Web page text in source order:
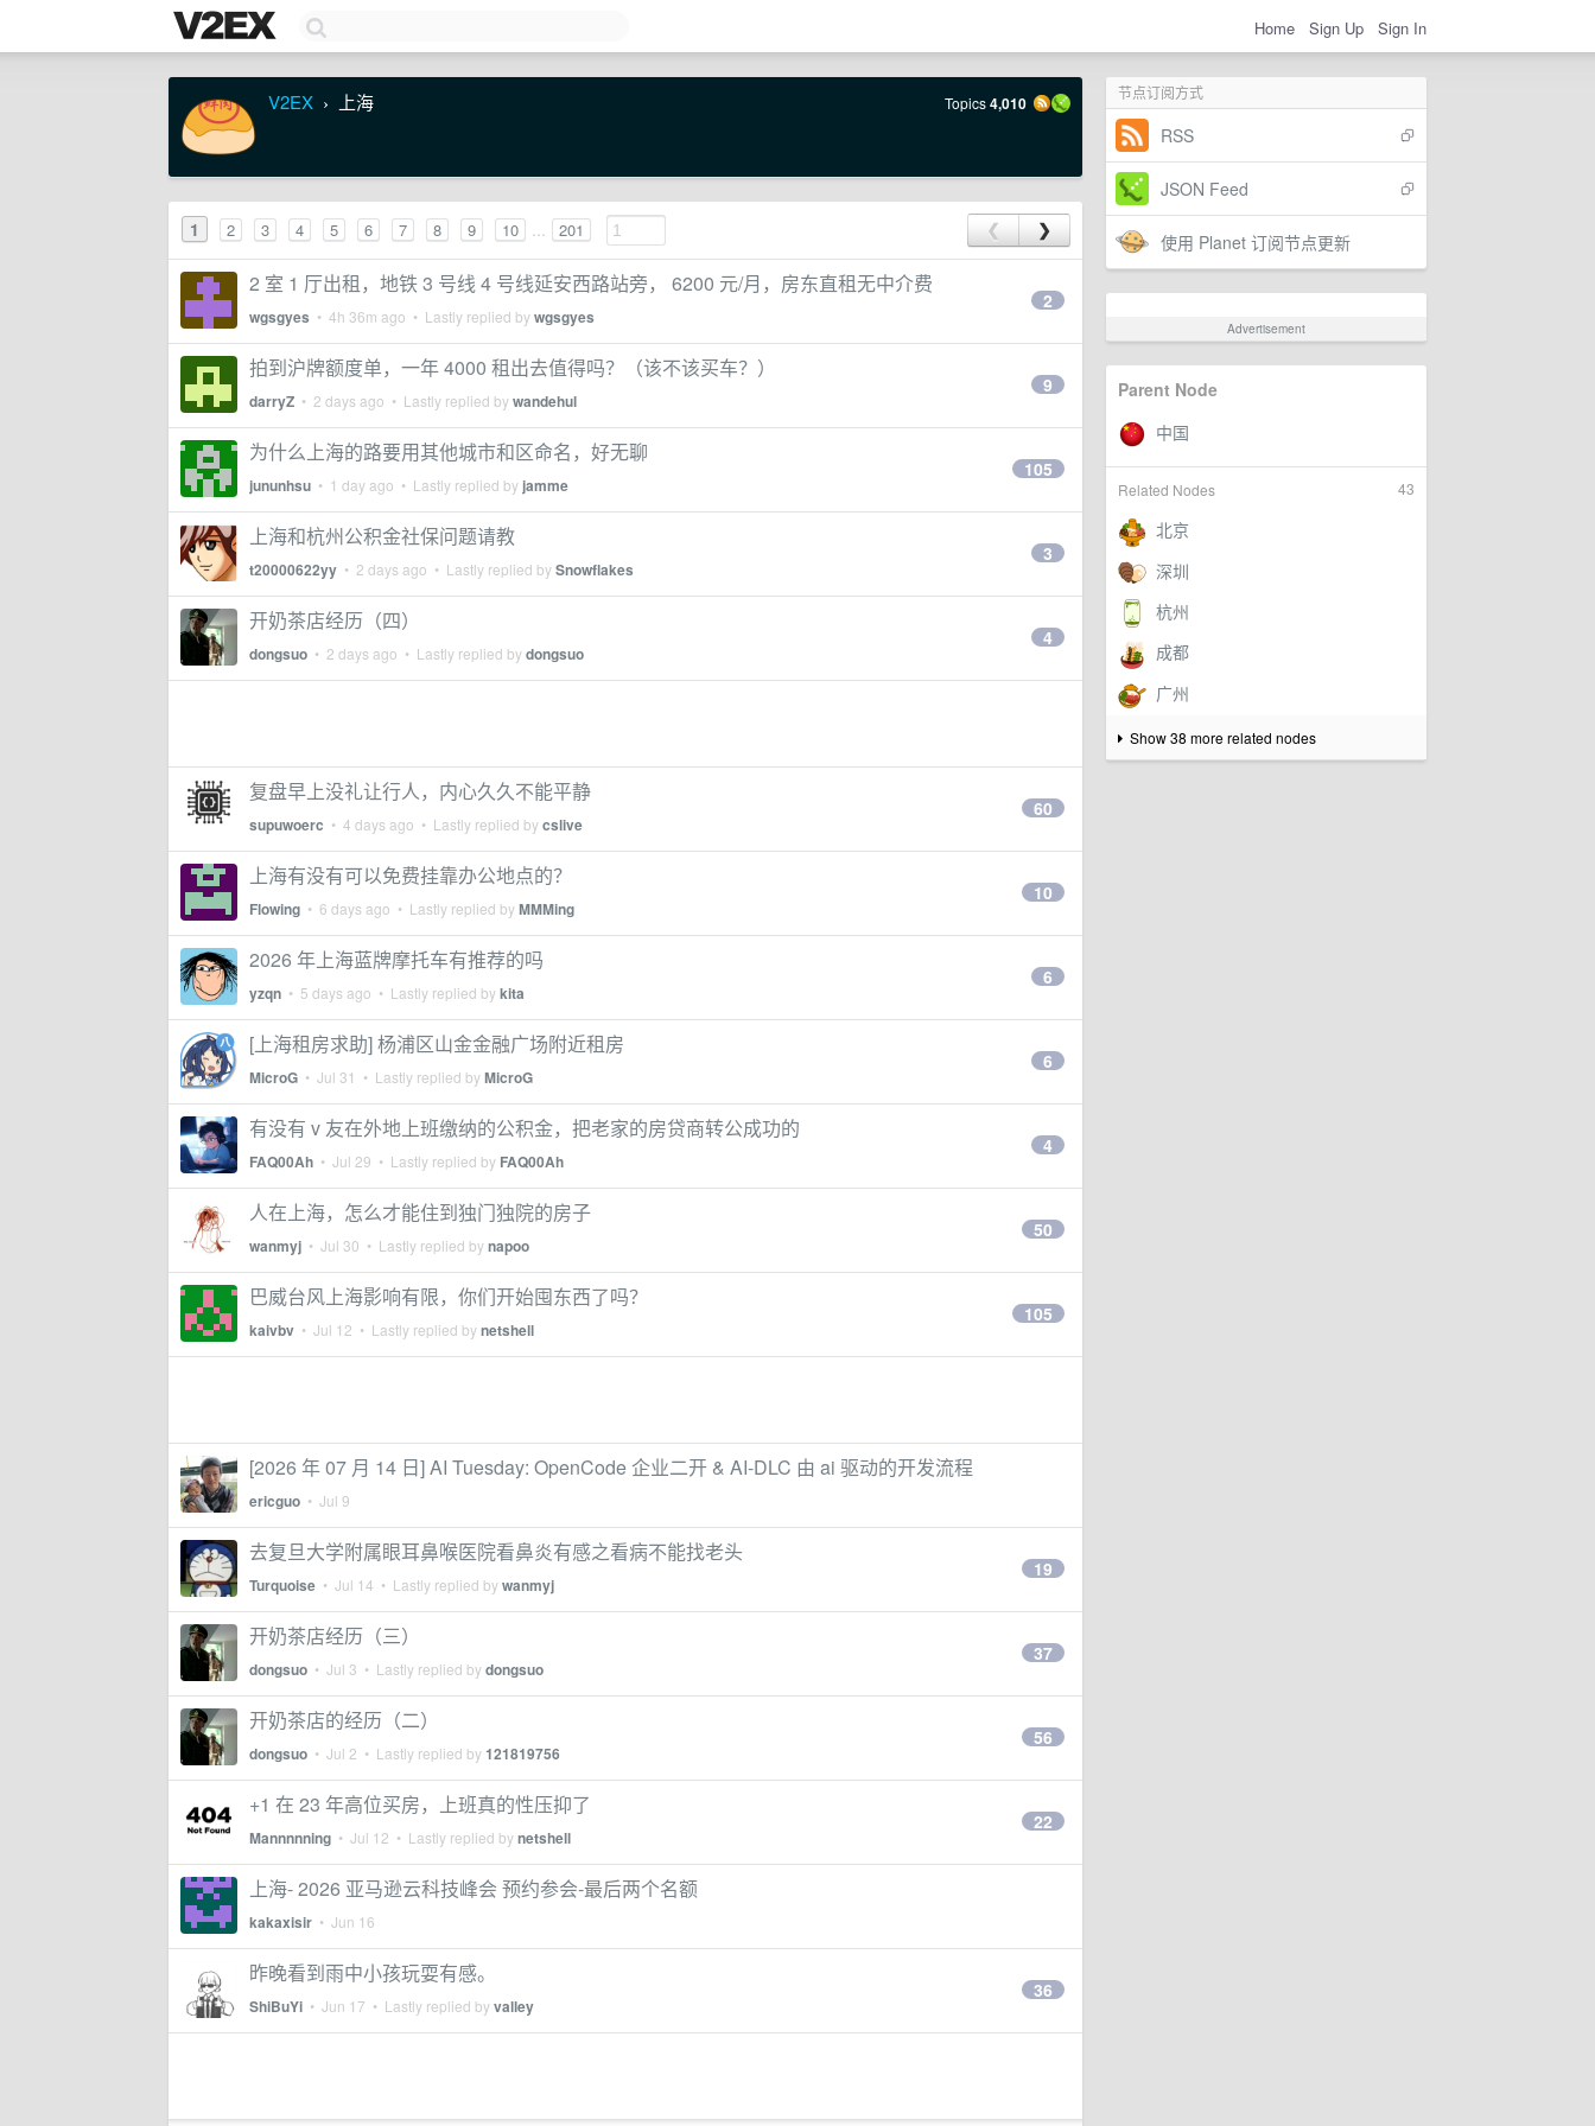
Home Sign Up Sign In
节点订阅方式
RSS
JSON Feed
使用 Planet 订阅节点更新
Advertisement
Parent Node
43
Related Nodes
Show 38 more related nodes
V2EX › 上海 Topics4,010
1 2 3 4 5 6 7 8 9 10 ... 201 ❮ ❯
2 室 1 厅出租，地铁 3 号线 4 号线延安西路站旁， 6200 元/月，房东直租无中介费
wgsgyes • 4h 36m ago • Lastly replied bywgsgyes
2
拍到沪牌额度单，一年 4000 租出去值得吗？（该不该买车？）
darryZ • 2 days ago • Lastly replied bywandehul
9
为什么上海的路要用其他城市和区命名，好无聊
jununhsu • 1 day ago • Lastly replied by jamme
105
上海和杭州公积金社保问题请教
t20000622yy • 2 days ago • Lastly replied bySnowflakes
3
开奶茶店经历（四）
dongsuo • 2 days ago • Lastly replied bydongsuo
4
复盘早上没礼让行人，内心久久不能平静
supuwoerc • 4 days ago • Lastly replied bycslive
60
上海有没有可以免费挂靠办公地点的？
Flowing • 6 days ago • Lastly replied byMMMing
10
2026 年上海蓝牌摩托车有推荐的吗
yzqn • 5 days ago • Lastly replied bykita
6
[上海租房求助] 杨浦区山金金融广场附近租房
MicroG • Jul 31 • Lastly replied byMicroG
6
有没有 v 友在外地上班缴纳的公积金，把老家的房贷商转公成功的
FAQ00Ah • Jul 29 • Lastly replied by FAQ00Ah
4
人在上海，怎么才能住到独门独院的房子
wanmyj • Jul 30 • Lastly replied bynapoo
50
巴威台风上海影响有限，你们开始囤东西了吗？
kaivbv • Jul 12 • Lastly replied bynetshell
105
[2026 年 07 月 14 日] AI Tuesday: OpenCode 企业二开 & AI-DLC 由 ai 驱动的开发流程
ericguo • Jul 9
去复旦大学附属眼耳鼻喉医院看鼻炎有感之看病不能找老头
Turquoise • Jul 14 • Lastly replied bywanmyj
19
开奶茶店经历（三）
dongsuo • Jul 3 • Lastly replied bydongsuo
37
开奶茶店的经历（二）
dongsuo • Jul 2 • Lastly replied by121819756
56
+1 在 23 年高位买房，上班真的性压抑了
Mannnnning • Jul 12 • Lastly replied bynetshell
22
上海- 2026 亚马逊云科技峰会 预约参会-最后两个名额
kakaxisir • Jun 16
昨晚看到雨中小孩玩耍有感。
ShiBuYi • Jun 17 • Lastly replied byvalley
36